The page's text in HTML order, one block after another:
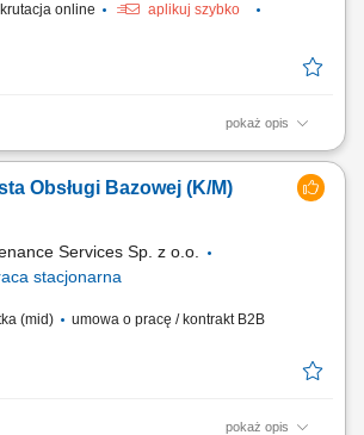
online
aplikuj szybko
pokaż opis
związanych z rozwojem wyrobów medycznych
do wdrożenia do produkcji seryjnej, planowanie
oraz monitorowanie realizacji założeń
pracy zespołów R&D, jakości, produkcji,
Obsługi Bazowej (K/M)
Services Sp. z o.o.
stacjonarna
(mid)
umowa o pracę / kontrakt B2B
pokaż opis